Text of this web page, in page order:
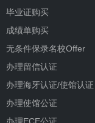
毕业证购买
成绩单购买
无条件保录名校Offer
办理留信认证
办理海牙认证/使馆认证
办理使馆公证